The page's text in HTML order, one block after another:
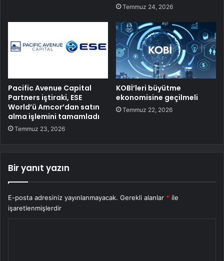
Temmuz 24, 2026
Pacific Avenue Capital
Partners iştiraki, ESE
World’ü Amcor’dan satın
alma işlemini tamamladı
Temmuz 23, 2026
KOBİ’leri büyütme
ekonomisine geçilmeli
Temmuz 22, 2026
Bir yanıt yazın
E-posta adresiniz yayınlanmayacak. Gerekli alanlar * ile
işaretlenmişlerdir